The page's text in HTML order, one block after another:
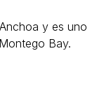
y es uno
Bay.